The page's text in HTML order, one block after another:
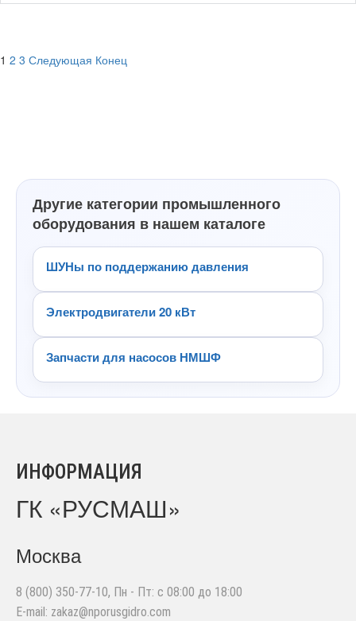
1 2 3 Следующая Конец
Другие категории промышленного
оборудования в нашем каталоге
ШУНы по поддержанию давления
Электродвигатели 20 кВт
Запчасти для насосов НМШФ
ИНФОРМАЦИЯ
ГК «РУСМАШ»
Москва
8 (800) 350-77-10, Пн - Пт: с 08:00 до 18:00
E-mail: zakaz@nporusgidro.com